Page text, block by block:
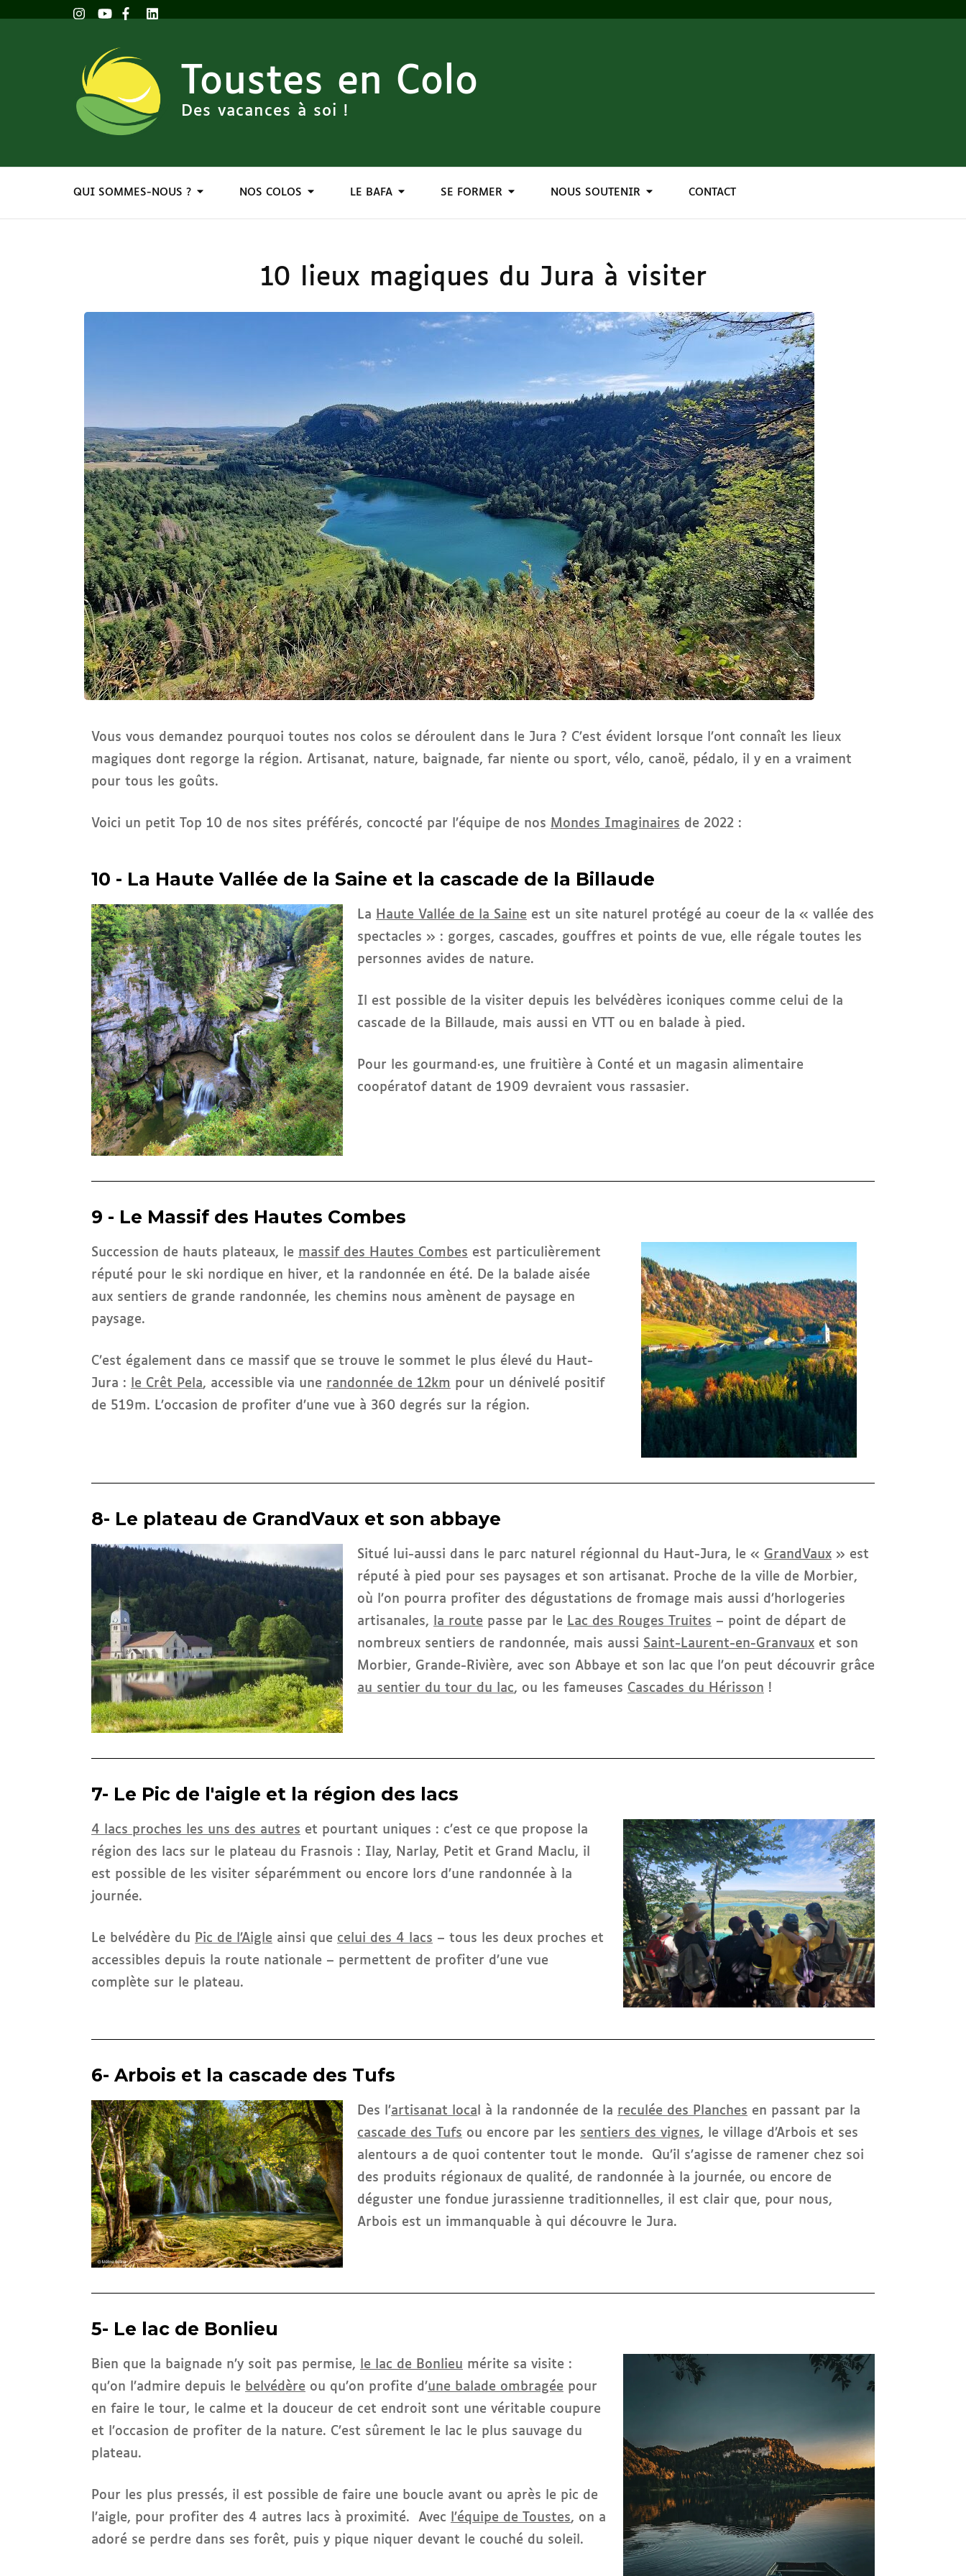
Toustes en Colo
Des vacances à soi !
QUI SOMMES-NOUS ? NOS COLOS LE BAFA SE FORMER NOUS SOUTENIR CONTACT
10 lieux magiques du Jura à visiter
Vous vous demandez pourquoi toutes nos colos se déroulent dans le Jura ? C’est évident lorsque l’ont connaît les lieux
magiques dont regorge la région. Artisanat, nature, baignade, far niente ou sport, vélo, canoë, pédalo, il y en a vraiment
pour tous les goûts.
Voici un petit Top 10 de nos sites préférés, concocté par l’équipe de nos Mondes Imaginaires de 2022 :
10 - La Haute Vallée de la Saine et la cascade de la Billaude
La Haute Vallée de la Saine est un site naturel protégé au coeur de la « vallée des
spectacles » : gorges, cascades, gouffres et points de vue, elle régale toutes les
personnes avides de nature.
Il est possible de la visiter depuis les belvédères iconiques comme celui de la
cascade de la Billaude, mais aussi en VTT ou en balade à pied.
Pour les gourmand·es, une fruitière à Conté et un magasin alimentaire
coopératof datant de 1909 devraient vous rassasier.
9 - Le Massif des Hautes Combes
Succession de hauts plateaux, le massif des Hautes Combes est particulièrement
réputé pour le ski nordique en hiver, et la randonnée en été. De la balade aisée
aux sentiers de grande randonnée, les chemins nous amènent de paysage en
paysage.
C’est également dans ce massif que se trouve le sommet le plus élevé du Haut-
Jura :
le Crêt Pela, accessible via une randonnée de 12km pour un dénivelé positif
de 519m. L’occasion de profiter d’une vue à 360 degrés sur la région.
8- Le plateau de GrandVaux et son abbaye
Situé lui-aussi dans le parc naturel régionnal du Haut-Jura, le « GrandVaux» est
réputé à pied pour ses paysages et son artisanat. Proche de la ville de Morbier,
où l’on pourra profiter des dégustations de fromage mais aussi d’horlogeries
artisanales,
la route passe par le Lac des Rouges Truites – point de départ de
nombreux sentiers de randonnée, mais aussi Saint-Laurent-en-Granvauxet son
Morbier, Grande-Rivière, avec son Abbaye et son lac que l’on peut découvrir grâce
au sentier du tour du lac, ou les fameuses Cascades du Hérisson !
7- Le Pic de l'aigle et la région des lacs
4 lacs proches les uns des autres et pourtant uniques : c’est ce que propose la
région des lacs sur le plateau du Frasnois : Ilay, Narlay, Petit et Grand Maclu, il
est possible de les visiter séparémment ou encore lors d’une randonnée à la
journée.
Le belvédère du Pic de l’Aigle ainsi que celui des 4 lacs – tous les deux proches et
accessibles depuis la route nationale – permettent de profiter d’une vue
complète sur le plateau.
6- Arbois et la cascade des Tufs
Des l’artisanat loca l à la randonnée de la reculée des Planches en passant par la
cascade des Tufs ou encore par les sentiers des vignes, le village d’Arbois et ses
alentours a de quoi contenter tout le monde. Qu’il s’agisse de ramener chez soi
des produits régionaux de qualité, de randonnée à la journée, ou encore de
déguster une fondue jurassienne traditionnelles, il est clair que, pour nous,
Arbois est un immanquable à qui découvre le Jura.
5- Le lac de Bonlieu
Bien que la baignade n’y soit pas permise, le lac de Bonlieu mérite sa visite :
qu’on l’admire depuis le belvédère ou qu’on profite d’une balade ombragée pour
en faire le tour, le calme et la douceur de cet endroit sont une véritable coupure
et l’occasion de profiter de la nature. C’est sûrement le lac le plus sauvage du
plateau.
Pour les plus pressés, il est possible de faire une boucle avant ou après le pic de
l’aigle, pour profiter des 4 autres lacs à proximité. Avec
l’équipe de Toustes, on a
adoré se perdre dans ses forêt, puis y pique niquer devant le couché du soleil.